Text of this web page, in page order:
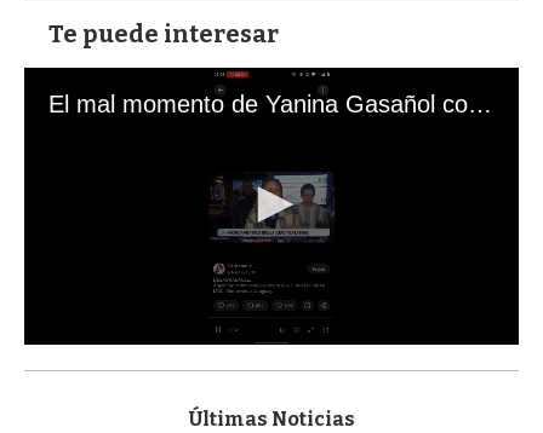
Te puede interesar
El mal momento de Yanina Gasañol con un hincha argentino en "Subrayado"
s
Últimas Noticias